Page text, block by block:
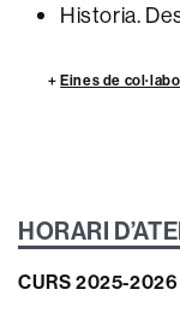
Historia.
+Eines de
HORARI
CURS 2025-2026